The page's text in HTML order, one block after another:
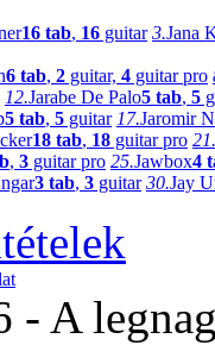
16 tab, 16 guitar 3.Jana
6 tab, 2 guitar, 4 guitar pro
12.Jarabe De Palo5 tab, 5
5 tab, 5 guitar 17.Jaromir
18 tab, 18 guitar pro 21.
, 3 guitar pro 25.Jawbox4
3 tab, 3 guitar 30.Jay
- A